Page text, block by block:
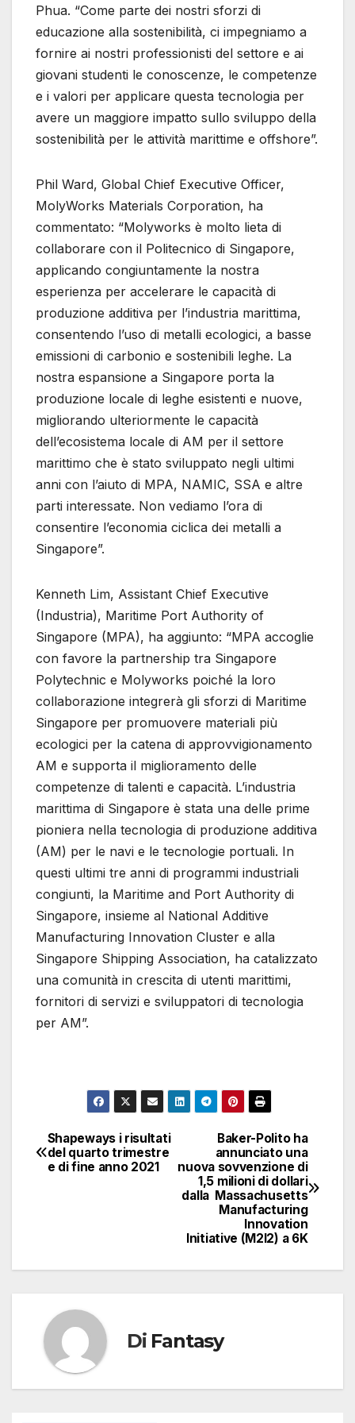
Phua. “Come parte dei nostri sforzi di
educazione alla sostenibilità, ci impegniamo a
fornire ai nostri professionisti del settore e ai
giovani studenti le conoscenze, le competenze
e i valori per applicare questa tecnologia per
avere un maggiore impatto sullo sviluppo della
sostenibilità per le attività marittime e offshore”.
Phil Ward, Global Chief Executive Officer,
MolyWorks Materials Corporation, ha
commentato: “Molyworks è molto lieta di
collaborare con il Politecnico di Singapore,
applicando congiuntamente la nostra
esperienza per accelerare le capacità di
produzione additiva per l’industria marittima,
consentendo l’uso di metalli ecologici, a basse
emissioni di carbonio e sostenibili leghe. La
nostra espansione a Singapore porta la
produzione locale di leghe esistenti e nuove,
migliorando ulteriormente le capacità
dell’ecosistema locale di AM per il settore
marittimo che è stato sviluppato negli ultimi
anni con l’aiuto di MPA, NAMIC, SSA e altre
parti interessate. Non vediamo l’ora di
consentire l’economia ciclica dei metalli a
Singapore”.
Kenneth Lim, Assistant Chief Executive
(Industria), Maritime Port Authority of
Singapore (MPA), ha aggiunto: “MPA accoglie
con favore la partnership tra Singapore
Polytechnic e Molyworks poiché la loro
collaborazione integrerà gli sforzi di Maritime
Singapore per promuovere materiali più
ecologici per la catena di approvvigionamento
AM e supporta il miglioramento delle
competenze di talenti e capacità. L’industria
marittima di Singapore è stata una delle prime
pioniera nella tecnologia di produzione additiva
(AM) per le navi e le tecnologie portuali. In
questi ultimi tre anni di programmi industriali
congiunti, la Maritime and Port Authority di
Singapore, insieme al National Additive
Manufacturing Innovation Cluster e alla
Singapore Shipping Association, ha catalizzato
una comunità in crescita di utenti marittimi,
fornitori di servizi e sviluppatori di tecnologia
per AM”.
Navigazione
articoli
Baker-Polito ha
annunciato una
nuova sovvenzione di
1,5 milioni di dollari
dalla Massachusetts
Manufacturing
Innovation
Initiative (M2I2) a 6K
Shapeways i risultati
del quarto trimestre
e di fine anno 2021
Di Fantasy